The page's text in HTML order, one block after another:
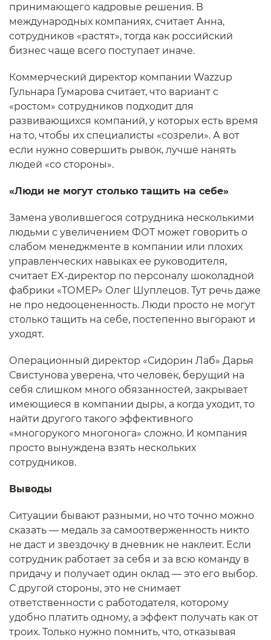
принимающего кадровые решения. В
международных компаниях, считает Анна,
сотрудников «растят», тогда как российский
бизнес чаще всего поступает иначе.
Коммерческий директор компании Wazzup
Гульнара Гумарова считает, что вариант с
«ростом» сотрудников подходит для
развивающихся компаний, у которых есть время
на то, чтобы их специалисты «созрели». А вот
если нужно совершить рывок, лучше нанять
людей «со стороны».
«Люди не могут столько тащить на себе»
Замена уволившегося сотрудника несколькими
людьми с увеличением ФОТ может говорить о
слабом менеджменте в компании или плохих
управленческих навыках ее руководителя,
считает EX-директор по персоналу шоколадной
фабрики «ТОМЕР» Олег Шуплецов. Тут речь даже
не про недооцененность. Люди просто не могут
столько тащить на себе, постепенно выгорают и
уходят.
Операционный директор «Сидорин Лаб» Дарья
Свистунова уверена, что человек, берущий на
себя слишком много обязанностей, закрывает
имеющиеся в компании дыры, а когда уходит, то
найти другого такого эффективного
«многорукого многонога» сложно. И компания
просто вынуждена взять нескольких
сотрудников.
Выводы
Ситуации бывают разными, но что точно можно
сказать — медаль за самоотверженность никто
не даст и звездочку в дневник не наклеит. Если
сотрудник работает за себя и за всю команду в
придачу и получает один оклад — это его выбор.
С другой стороны, это не снимает
ответственности с работодателя, которому
удобно платить одному, а эффект получать как от
троих. Только нужно помнить, что, отказывая